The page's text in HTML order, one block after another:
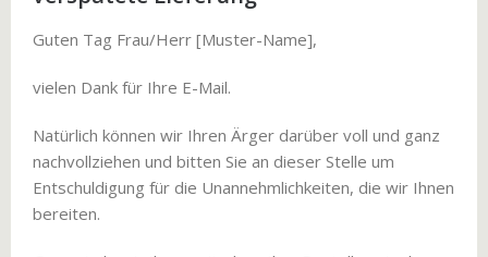
Guten Tag Frau/Herr [Muster-Name],
vielen Dank für Ihre E-Mail.
Natürlich können wir Ihren Ärger darüber voll und ganz
nachvollziehen und bitten Sie an dieser Stelle um
Entschuldigung für die Unannehmlichkeiten, die wir Ihnen
bereiten.